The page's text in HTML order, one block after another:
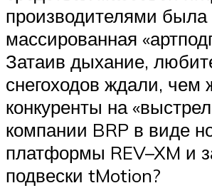
производителями была
массированная
Затаив дыхание,
снегоходов ждали, чем
конкуренты на
компании BRP в виде
платформы REV–XM и
подвески tMotion?